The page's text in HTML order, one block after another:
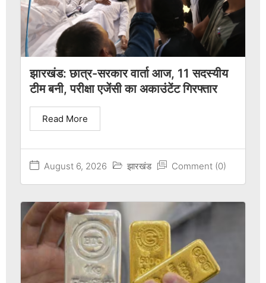
झारखंड: छात्र-सरकार वार्ता आज, 11 सदस्यीय
टीम बनी, परीक्षा एजेंसी का अकाउंटेंट गिरफ्तार
August 6, 2026 झारखंड Comment (0)
Read More